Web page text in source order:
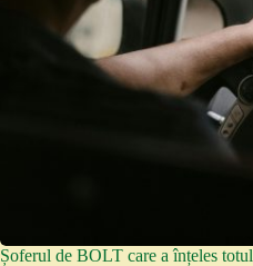
Șoferul de BOLT care a înțeles totul